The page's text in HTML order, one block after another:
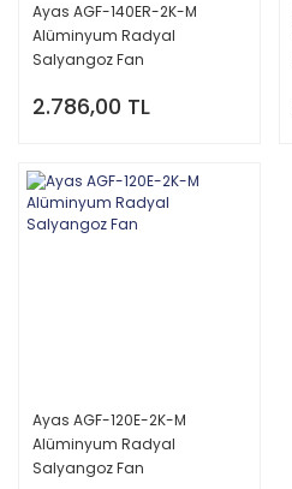
Ayas AGF-140ER-2K-M
Alüminyum Radyal
Salyangoz Fan
2.786,00 TL
Ayas AGF-120E-2K-M
Alüminyum Radyal
Salyangoz Fan